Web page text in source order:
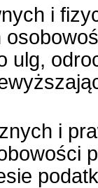
i
ulg,
i